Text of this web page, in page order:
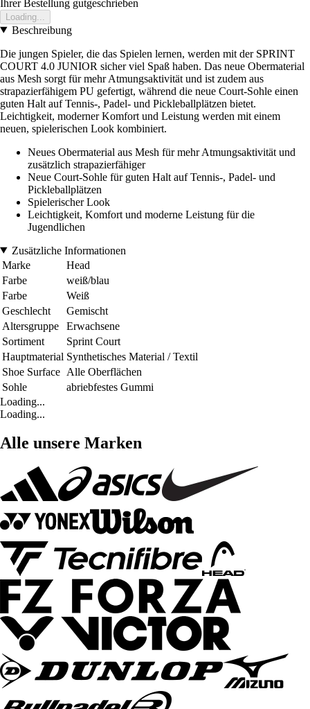
Ihrer Bestellung gutgeschrieben
Loading...
Beschreibung
Die jungen Spieler, die das Spielen lernen, werden mit der SPRINT
COURT 4.0 JUNIOR sicher viel Spaß haben. Das neue Obermaterial
aus Mesh sorgt für mehr Atmungsaktivität und ist zudem aus
strapazierfähigem PU gefertigt, während die neue Court-Sohle einen
guten Halt auf Tennis-, Padel- und Pickleballplätzen bietet.
Leichtigkeit, moderner Komfort und Leistung werden mit einem
neuen, spielerischen Look kombiniert.
Neues Obermaterial aus Mesh für mehr Atmungsaktivität und
zusätzlich strapazierfähiger
Neue Court-Sohle für guten Halt auf Tennis-, Padel- und
Pickleballplätzen
Spielerischer Look
Leichtigkeit, Komfort und moderne Leistung für die
Jugendlichen
Zusätzliche Informationen
Marke
Head
Farbe
weiß/blau
Farbe
Weiß
Geschlecht
Gemischt
Altersgruppe
Erwachsene
Sortiment
Sprint Court
Hauptmaterial Synthetisches Material / Textil
Shoe Surface Alle Oberflächen
Sohle
abriebfestes Gummi
Loading...
Loading...
Alle unsere Marken